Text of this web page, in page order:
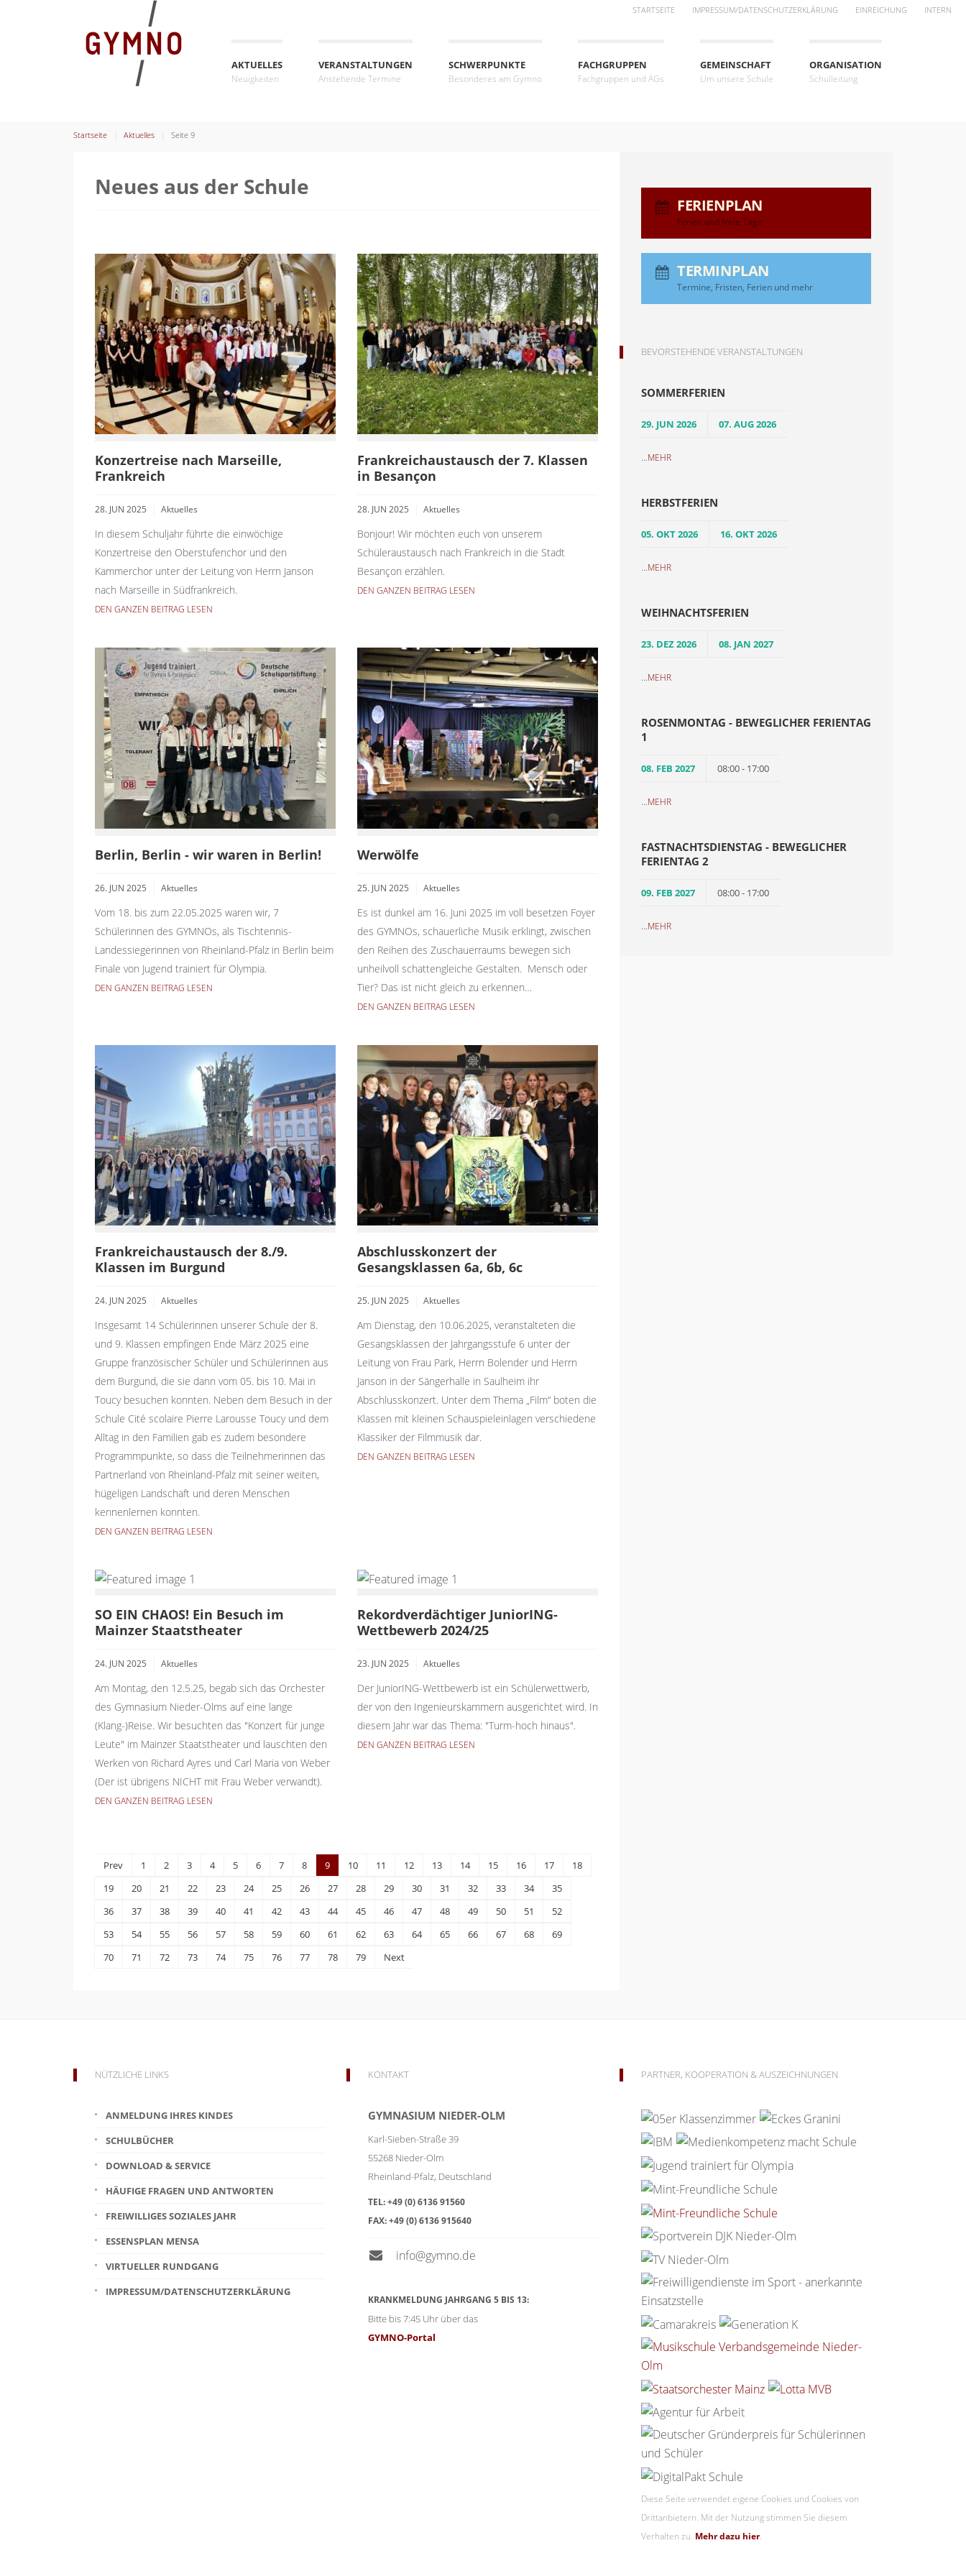
STARTSEITE IMPRESSUM/DATENSCHUTZERKLÄRUNG EINREICHUNG INTERN
AKTUELLES
Neuigkeiten
VERANSTALTUNGEN
Anstehende Termine
SCHWERPUNKTE
Besonderes am Gymno
FACHGRUPPEN
Fachgruppen und AGs
GEMEINSCHAFT
Um unsere Schule
ORGANISATION
Schulleitung
Startseite Aktuelles Seite 9
Neues aus der Schule
Konzertreise nach Marseille,
Frankreich
28. JUN 2025 Aktuelles
In diesem Schuljahr führte die einwöchige
Konzertreise den Oberstufenchor und den
Kammerchor unter der Leitung von Herrn Janson
nach Marseille in Südfrankreich.
DEN GANZEN BEITRAG LESEN
Frankreichaustausch der 7. Klassen
in Besançon
28. JUN 2025 Aktuelles
Bonjour! Wir möchten euch von unserem
Schüleraustausch nach Frankreich in die Stadt
Besançon erzählen.
DEN GANZEN BEITRAG LESEN
Berlin, Berlin - wir waren in Berlin!
26. JUN 2025 Aktuelles
Vom 18. bis zum 22.05.2025 waren wir, 7
Schülerinnen des GYMNOs, als Tischtennis-
Landessiegerinnen von Rheinland-Pfalz in Berlin beim
Finale von Jugend trainiert für Olympia.
DEN GANZEN BEITRAG LESEN
Werwölfe
25. JUN 2025 Aktuelles
Es ist dunkel am 16. Juni 2025 im voll besetzen Foyer
des GYMNOs, schauerliche Musik erklingt, zwischen
den Reihen des Zuschauerraums bewegen sich
unheilvoll schattengleiche Gestalten. Mensch oder
Tier? Das ist nicht gleich zu erkennen…
DEN GANZEN BEITRAG LESEN
Frankreichaustausch der 8./9.
Klassen im Burgund
24. JUN 2025 Aktuelles
Insgesamt 14 Schülerinnen unserer Schule der 8.
und 9. Klassen empfingen Ende März 2025 eine
Gruppe französischer Schüler und Schülerinnen aus
dem Burgund, die sie dann vom 05. bis 10. Mai in
Toucy besuchen konnten. Neben dem Besuch in der
Schule Cité scolaire Pierre Larousse Toucy und dem
Alltag in den Familien gab es zudem besondere
Programmpunkte, so dass die Teilnehmerinnen das
Partnerland von Rheinland-Pfalz mit seiner weiten,
hügeligen Landschaft und deren Menschen
kennenlernen konnten.
DEN GANZEN BEITRAG LESEN
Abschlusskonzert der
Gesangsklassen 6a, 6b, 6c
25. JUN 2025 Aktuelles
Am Dienstag, den 10.06.2025, veranstalteten die
Gesangsklassen der Jahrgangsstufe 6 unter der
Leitung von Frau Park, Herrn Bolender und Herrn
Janson in der Sängerhalle in Saulheim ihr
Abschlusskonzert. Unter dem Thema „Film“ boten die
Klassen mit kleinen Schauspieleinlagen verschiedene
Klassiker der Filmmusik dar.
DEN GANZEN BEITRAG LESEN
SO EIN CHAOS! Ein Besuch im
Mainzer Staatstheater
24. JUN 2025 Aktuelles
Am Montag, den 12.5.25, begab sich das Orchester
des Gymnasium Nieder-Olms auf eine lange
(Klang-)Reise. Wir besuchten das "Konzert für junge
Leute" im Mainzer Staatstheater und lauschten den
Werken von Richard Ayres und Carl Maria von Weber
(Der ist übrigens NICHT mit Frau Weber verwandt).
DEN GANZEN BEITRAG LESEN
Rekordverdächtiger JuniorING-
Wettbewerb 2024/25
23. JUN 2025 Aktuelles
Der JuniorING-Wettbewerb ist ein Schülerwettwerb,
der von den Ingenieurskammern ausgerichtet wird. In
diesem Jahr war das Thema: "Turm-hoch hinaus".
DEN GANZEN BEITRAG LESEN
Prev 1 2 3 4 5 6 7 8 9 10 11 12 13 14 15 16 17
18
19
20 21 22 23 24 25 26 27 28 29 30 31 32 33 34
35
36
37 38 39 40 41 42 43 44 45 46 47 48 49 50 51
52
53
54 55 56 57 58 59 60 61 62 63 64 65 66 67 68
69
70
71 72 73 74 75 76 77 78 79 Next
FERIENPLAN
Ferien und freie Tage
TERMINPLAN
Termine, Fristen, Ferien und mehr
BEVORSTEHENDE VERANSTALTUNGEN
SOMMERFERIEN
29. JUN 2026 07. AUG 2026
...MEHR
HERBSTFERIEN
05. OKT 2026 16. OKT 2026
...MEHR
WEIHNACHTSFERIEN
23. DEZ 2026 08. JAN 2027
...MEHR
ROSENMONTAG - BEWEGLICHER FERIENTAG
1
08. FEB 2027 08:00 - 17:00
...MEHR
FASTNACHTSDIENSTAG - BEWEGLICHER
FERIENTAG 2
09. FEB 2027 08:00 - 17:00
...MEHR
NÜTZLICHE LINKS
ANMELDUNG IHRES KINDES
SCHULBÜCHER
DOWNLOAD & SERVICE
HÄUFIGE FRAGEN UND ANTWORTEN
FREIWILLIGES SOZIALES JAHR
ESSENSPLAN MENSA
VIRTUELLER RUNDGANG
IMPRESSUM/DATENSCHUTZERKLÄRUNG
KONTAKT
GYMNASIUM NIEDER-OLM
Karl-Sieben-Straße 39
55268 Nieder-Olm
Rheinland-Pfalz, Deutschland
TEL:+49 (0) 6136 91560
FAX:+49 (0) 6136 915640
info@gymno.de
KRANKMELDUNG JAHRGANG 5 BIS 13:
Bitte bis 7:45 Uhr über das
GYMNO-Portal
PARTNER, KOOPERATION & AUSZEICHNUNGEN
Diese Seite verwendet eigene Cookies und Cookies von
Drittanbietern. Mit der Nutzung stimmen Sie diesem
Verhalten zu. Mehr dazu hier.